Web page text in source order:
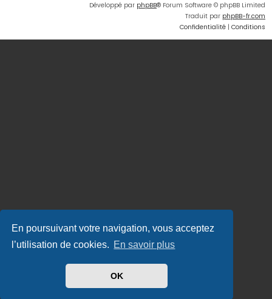
En poursuivant votre navigation, vous acceptez
l’utilisation de cookies. En savoir plus
OK
Développé par phpBB® Forum Software © phpBB Limited
Traduit par phpBB-fr.com
Confidentialité | Conditions